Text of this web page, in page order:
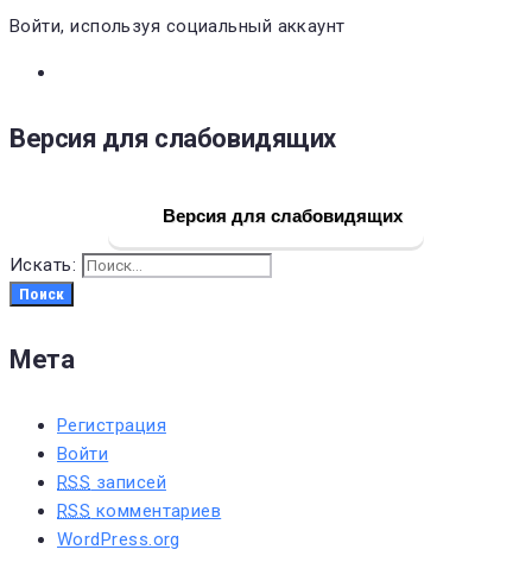
Войти, используя социальный аккаунт
Версия для слабовидящих
Версия для слабовидящих
Искать:
Поиск
Мета
Регистрация
Войти
RSS записей
RSS комментариев
WordPress.org